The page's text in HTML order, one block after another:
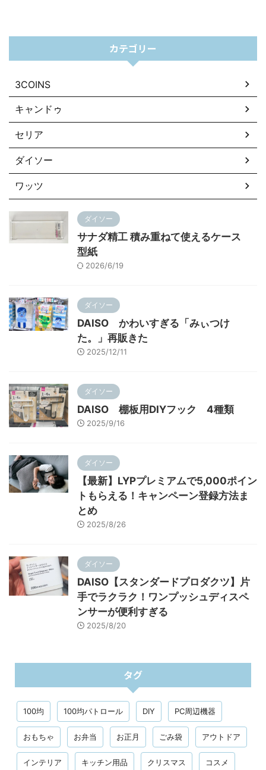
カテゴリー
3COINS
キャンドゥ
セリア
ダイソー
ワッツ
ダイソー
サナダ精工 積み重ねて使えるケース
型紙
2026/6/19
ダイソー
DAISO かわいすぎる「みぃつけ
た。」再販きた
2025/12/11
ダイソー
DAISO 棚板用DIYフック 4種類
2025/9/16
ダイソー
【最新】LYPプレミアムで5,000ポイン
トもらえる！キャンペーン登録方法ま
とめ
2025/8/26
ダイソー
DAISO【スタンダードプロダクツ】片
手でラクラク！ワンプッシュディスペ
ンサーが便利すぎる
2025/8/20
タグ
100均 100均パトロール DIY PC周辺機器
おもちゃ お弁当 お正月 ごみ袋 アウトドア
インテリア キッチン用品 クリスマス コスメ